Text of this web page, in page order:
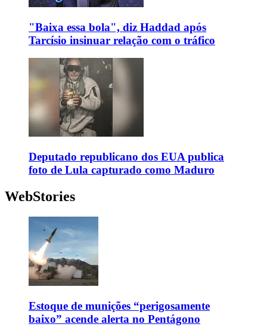
"Baixa essa bola", diz Haddad após
Tarcísio insinuar relação com o tráfico
Deputado republicano dos EUA publica
foto de Lula capturado como Maduro
WebStories
Estoque de munições “perigosamente
baixo” acende alerta no Pentágono